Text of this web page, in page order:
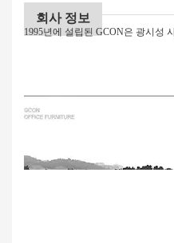
회사 정보
1995년에 설립된 GCON은 광시성